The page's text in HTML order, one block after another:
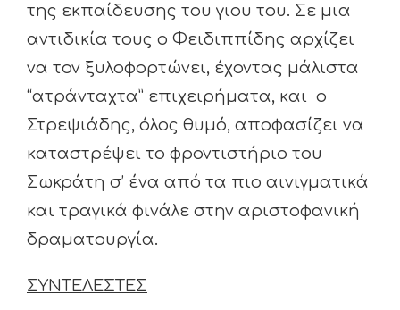
της εκπαίδευσης του γιου του. Σε μια
αντιδικία τους ο Φειδιππίδης αρχίζει
να τον ξυλοφορτώνει, έχοντας μάλιστα
“ατράνταχτα” επιχειρήματα, και ο
Στρεψιάδης, όλος θυμό, αποφασίζει να
καταστρέψει το φροντιστήριο του
Σωκράτη σ’ ένα από τα πιο αινιγματικά
και τραγικά φινάλε στην αριστοφανική
δραματουργία.
ΣΥΝΤΕΛΕΣΤΕΣ